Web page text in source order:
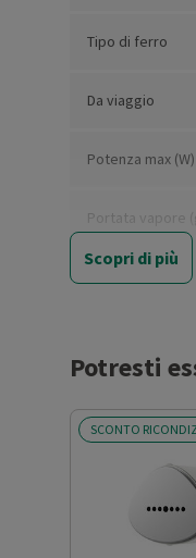
Tipo di ferro
Da viaggio
Potenza max (W)
Portata vapore
Capacità
Termostato
Scopri di più
Potresti
SCONTO